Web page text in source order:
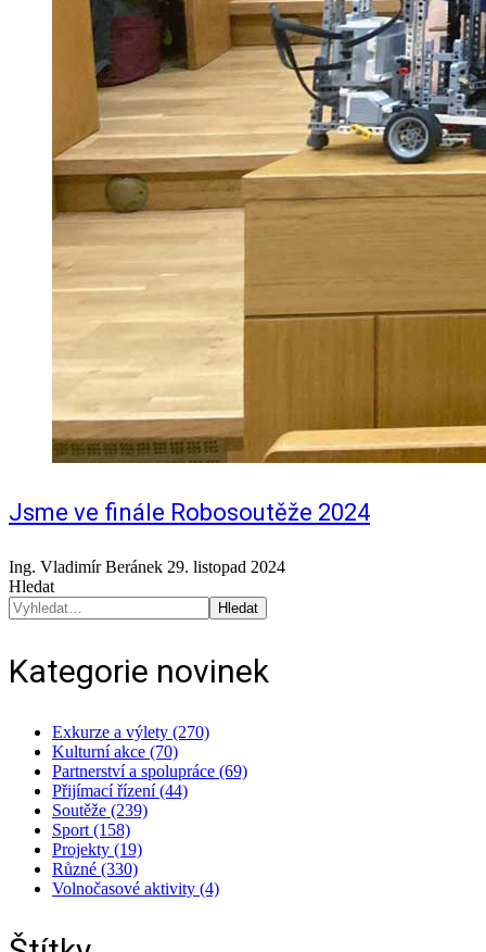
Jsme ve finále Robosoutěže 2024
Ing. Vladimír Beránek 29. listopad 2024
Hledat
Hledat
Kategorie novinek
Exkurze a výlety (270)
Kulturní akce (70)
Partnerství a spolupráce (69)
Přijímací řízení (44)
Soutěže (239)
Sport (158)
Projekty (19)
Různé (330)
Volnočasové aktivity (4)